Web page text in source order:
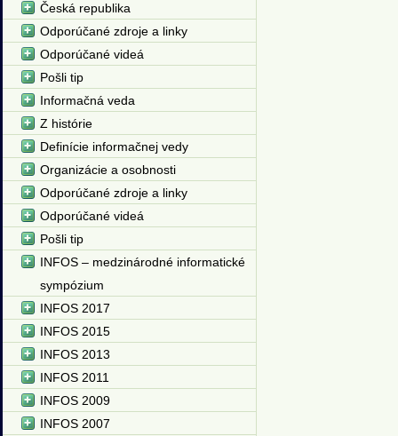
Česká republika
Odporúčané zdroje a linky
Odporúčané videá
Pošli tip
Informačná veda
Z histórie
Definície informačnej vedy
Organizácie a osobnosti
Odporúčané zdroje a linky
Odporúčané videá
Pošli tip
INFOS – medzinárodné informatické
sympózium
INFOS 2017
INFOS 2015
INFOS 2013
INFOS 2011
INFOS 2009
INFOS 2007